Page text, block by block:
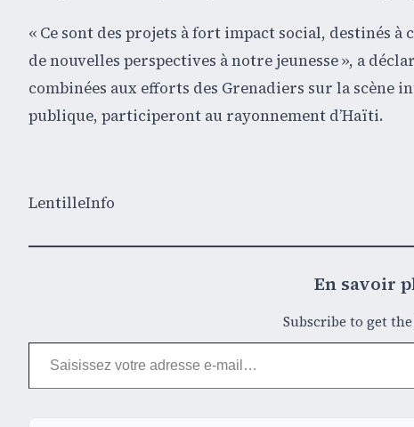
« Ce sont des projets à fort impact social,
de nouvelles perspectives à notre jeunesse », a
combinées aux efforts des Grenadiers sur la scène
publique, participeront au rayonnement d’Haïti.
LentilleInfo
En savoir
Subscribe to get
Saisissez votre adresse e-mail…